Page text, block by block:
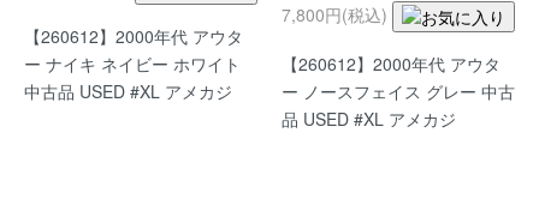
【260612】2000年代 アウタ
ー ナイキ ネイビー ホワイト
中古品 USED #XL アメカジ
7,800円(税込)
【260612】2000年代 アウタ
ー ノースフェイス グレー 中古
品 USED #XL アメカジ